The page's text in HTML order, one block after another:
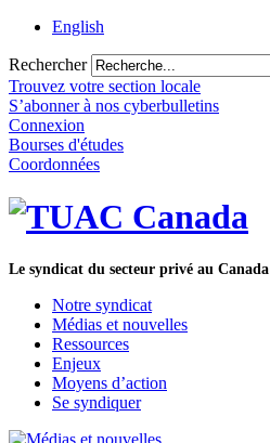
English
Rechercher
Trouvez votre section locale
S’abonner à nos cyberbulletins
Connexion
Bourses d'études
Coordonnées
Le syndicat du secteur privé au Canada
Notre syndicat
Médias et nouvelles
Ressources
Enjeux
Moyens d’action
Se syndiquer